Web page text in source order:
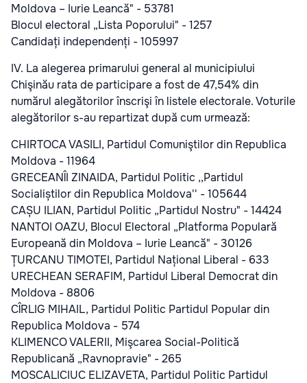
Moldova – Iurie Leancă" - 53781
Blocul electoral „Lista Poporului" - 1257
Candidați independenți - 105997
IV. La alegerea primarului general al municipiului
Chişinău rata de participare a fost de 47,54% din
numărul alegătorilor înscrişi în listele electorale. Voturile
alegătorilor s-au repartizat după cum urmează:
CHIRTOCA VASILI, Partidul Comuniştilor din Republica
Moldova - 11964
GRECEANÎI ZINAIDA, Partidul Politic ,,Partidul
Socialiștilor din Republica Moldova'' - 105644
CAȘU ILIAN, Partidul Politic „Partidul Nostru" - 14424
NANTOI OAZU, Blocul Electoral „Platforma Populară
Europeană din Moldova – Iurie Leancă" - 30126
ȚURCANU TIMOTEI, Partidul Național Liberal - 633
URECHEAN SERAFIM, Partidul Liberal Democrat din
Moldova - 8806
CÎRLIG MIHAIL, Partidul Politic Partidul Popular din
Republica Moldova - 574
KLIMENCO VALERII, Mişcarea Social-Politică
Republicană „Ravnopravie" - 265
MOSCALICIUC ELIZAVETA, Partidul Politic Partidul